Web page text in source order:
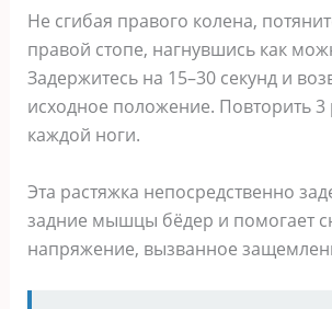
Не сгибая правого колена,
правой стопе, нагнувшись как
Задержитесь на 15–30 секунд и
исходное положение. Повторить 3
каждой ноги.
Эта растяжка непосредственно
задние мышцы бёдер и помогает
напряжение, вызванное